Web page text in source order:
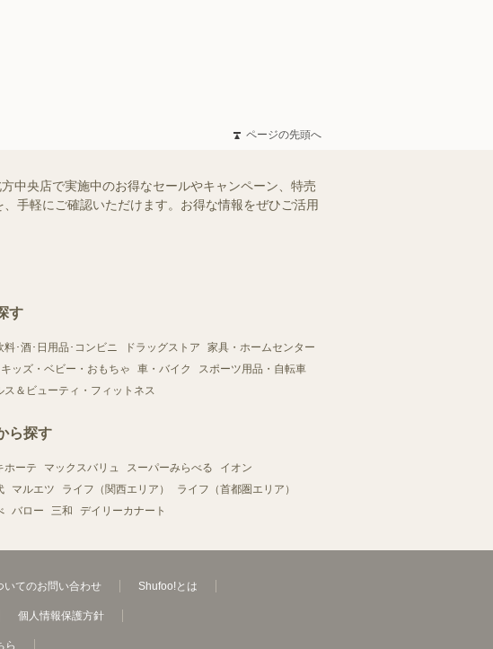
ページの先頭へ
中央店で実施中のお得なセールやキャンペーン、特売
手軽にご確認いただけます。お得な情報をぜひご活用
す
料･酒･日用品･コンビニ ドラッグストア
家具・ホームセンター
キッズ・ベビー・おもちゃ 車・バイク
スポーツ用品・自転車
ス＆ビューティ・フィットネス
ら探す
ホーテ マックスバリュ スーパーみらべる
イオン
マルエツ ライフ（関西エリア）
ライフ（首都圏エリア）
バロー 三和 デイリーカナート
いてのお問い合わせ Shufoo!とは
個人情報保護方針
ら